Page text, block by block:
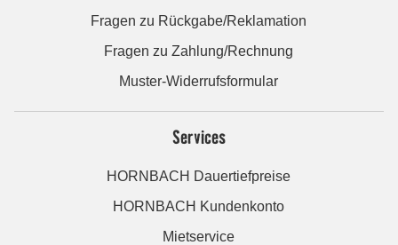
Fragen zu Rückgabe/Reklamation
Fragen zu Zahlung/Rechnung
Muster-Widerrufsformular
Services
HORNBACH Dauertiefpreise
HORNBACH Kundenkonto
Mietservice